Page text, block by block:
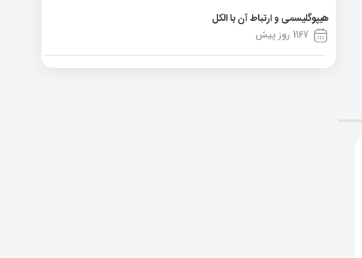
هیپوگلیسمی و ارتباط آن با الکل
1167 روز پیش